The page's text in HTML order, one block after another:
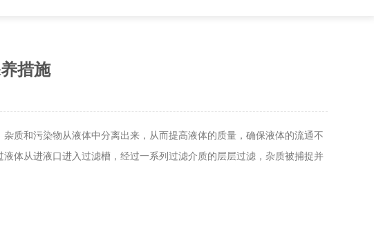
措施
和污染物从液体中分离出来，从而提高液体的质量，确保液体的流通不
体从进液口进入过滤槽，经过一系列过滤介质的层层过滤，杂质被捕捉并